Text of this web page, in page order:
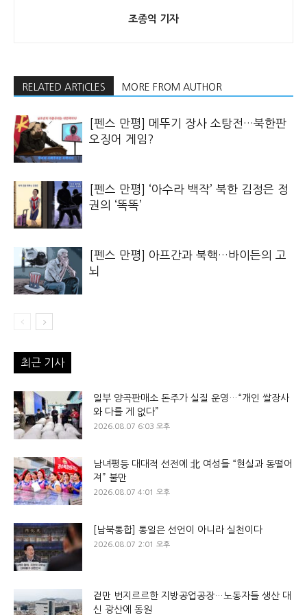
조종익 기자
RELATED ARTICLES MORE FROM AUTHOR
[펜스 만평] 메뚜기 장사 소탕전…북한판
오징어 게임?
[펜스 만평] ‘아수라 백작’ 북한 김정은 정
권의 ‘똑똑’
[펜스 만평] 아프간과 북핵…바이든의 고
뇌
최근 기사
일부 양곡판매소 돈주가 실질 운영…“개인 쌀장사
와 다를 게 없다”
2026.08.07 6:03 오후
남녀평등 대대적 선전에 北 여성들 “현실과 동떨어
져” 불만
2026.08.07 4:01 오후
[남북통합] 통일은 선언이 아니라 실천이다
2026.08.07 2:01 오후
겉만 번지르르한 지방공업공장…노동자들 생산 대
신 광산에 동원